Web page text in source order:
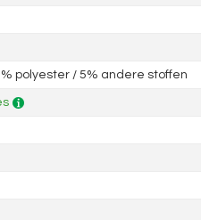
polyester / 5% andere stoffen